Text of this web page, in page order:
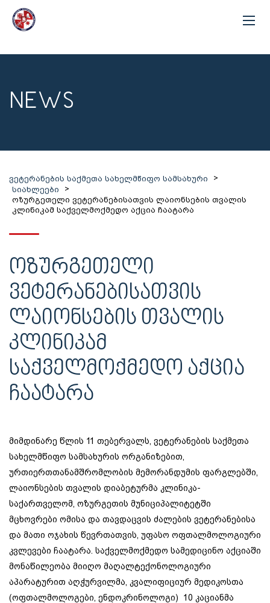
NEWS
ვეტერანების საქმეთა სახელმწიფო სამსახური
>
სიახლეები
>
ოზურგეთელი ვეტერანებისათვის ლაიონსების თვალის
კლინიკამ საქველმოქმედო აქცია ჩაატარა
ᲝᲖᲣᲠᲒᲔᲗᲔᲚᲘ
ᲕᲔᲢᲔᲠᲐᲜᲔᲑᲘᲡᲐᲗᲕᲘᲡ
ᲚᲐᲘᲝᲜᲡᲔᲑᲘᲡ ᲗᲕᲐᲚᲘᲡ
ᲙᲚᲘᲜᲘᲙᲐᲛ
ᲡᲐᲥᲕᲔᲚᲛᲝᲥᲛᲔᲓᲝ ᲐᲥᲪᲘᲐ
ᲩᲐᲐᲢᲐᲠᲐ
მიმდინარე წლის 11 თებერვალს, ვეტერანების საქმეთა
სახელმწიფო სამსახურის ორგანიზებით,
ურთიერთთანამშრომლობის მემორანდუმის ფარგლებში,
ლაიონსების თვალის დიაბეტურმა კლინიკა-
საქართველომ, ოზურგეთის მუნიციპალიტეტში
მცხოვრები ომისა და თავდაცვის ძალების ვეტერანებისა
და მათი ოჯახის წევრთათვის, უფასო ოფთალმოლოგიური
კვლევები ჩაატარა. საქველმოქმედო სამედიცინო აქციაში
მონაწილეობა მიიღო მაღალტექონოლოგიური
აპარატურით აღჭურვილმა, კვალიფიციურ მედიკოსთა
(ოფთალმოლოგები, ენდოკრინოლოგი) 10 კაციანმა